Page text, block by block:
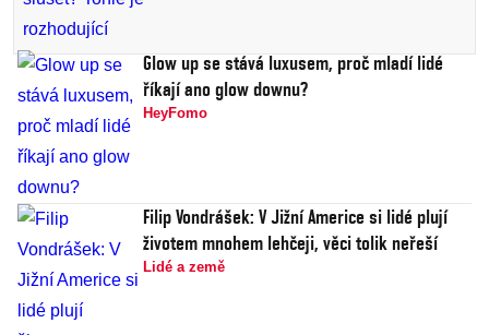
Glow up se stává luxusem, proč mladí lidé
říkají ano glow downu?
HeyFomo
Filip Vondrášek: V Jižní Americe si lidé plují
životem mnohem lehčeji, věci tolik neřeší
Lidé a země